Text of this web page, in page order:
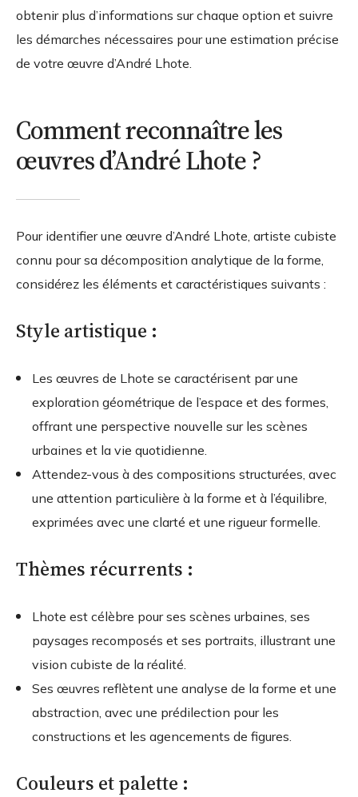
obtenir plus d’informations sur chaque option et suivre
les démarches nécessaires pour une estimation précise
de votre œuvre d’André Lhote.
Comment reconnaître les
œuvres d’André Lhote ?
Pour identifier une œuvre d’André Lhote, artiste cubiste
connu pour sa décomposition analytique de la forme,
considérez les éléments et caractéristiques suivants :
Style artistique :
Les œuvres de Lhote se caractérisent par une
exploration géométrique de l’espace et des formes,
offrant une perspective nouvelle sur les scènes
urbaines et la vie quotidienne.
Attendez-vous à des compositions structurées, avec
une attention particulière à la forme et à l’équilibre,
exprimées avec une clarté et une rigueur formelle.
Thèmes récurrents :
Lhote est célèbre pour ses scènes urbaines, ses
paysages recomposés et ses portraits, illustrant une
vision cubiste de la réalité.
Ses œuvres reflètent une analyse de la forme et une
abstraction, avec une prédilection pour les
constructions et les agencements de figures.
Couleurs et palette :